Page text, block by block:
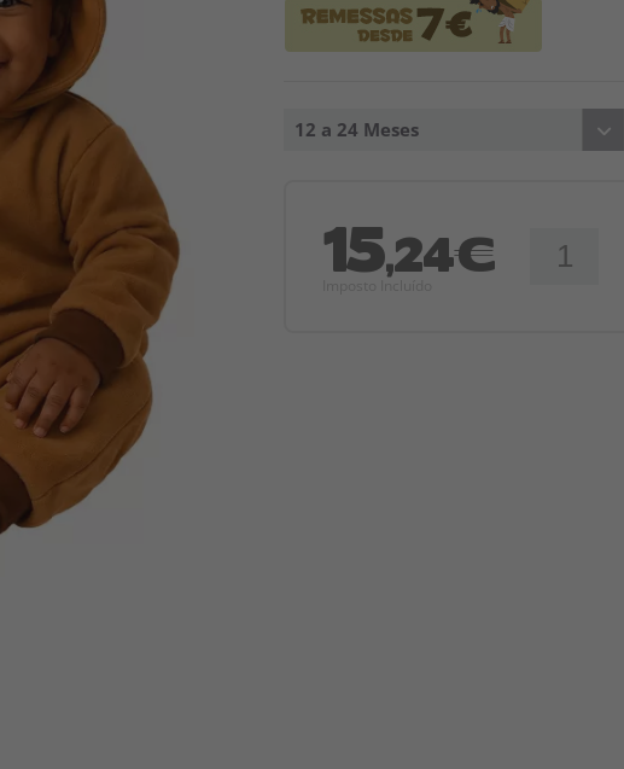
12 a 24 Meses
15,24€